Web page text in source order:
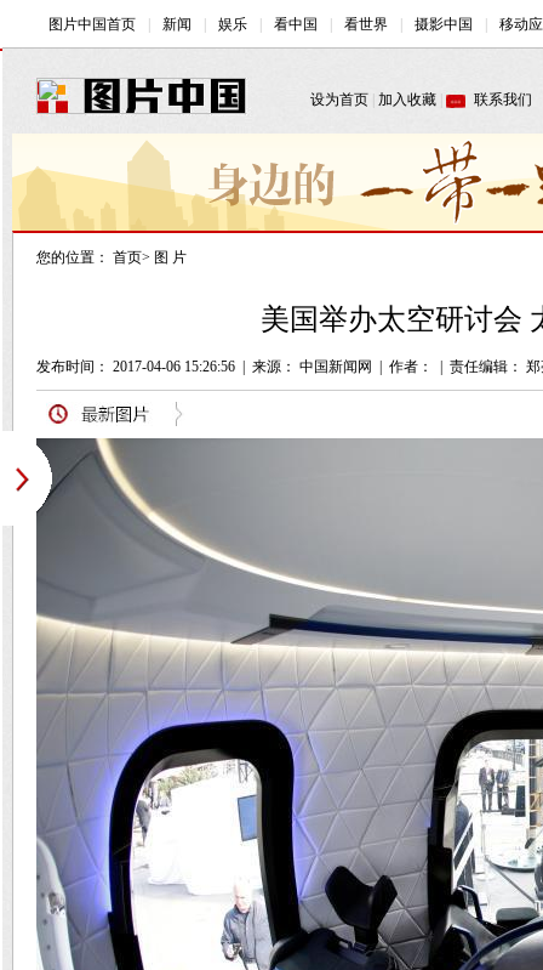
您的位置： 首页> 图 片
美国举办太空研讨会
发布时间： 2017-04-06 15:26:56 来源： 中国新闻网 作者： 责任编辑：